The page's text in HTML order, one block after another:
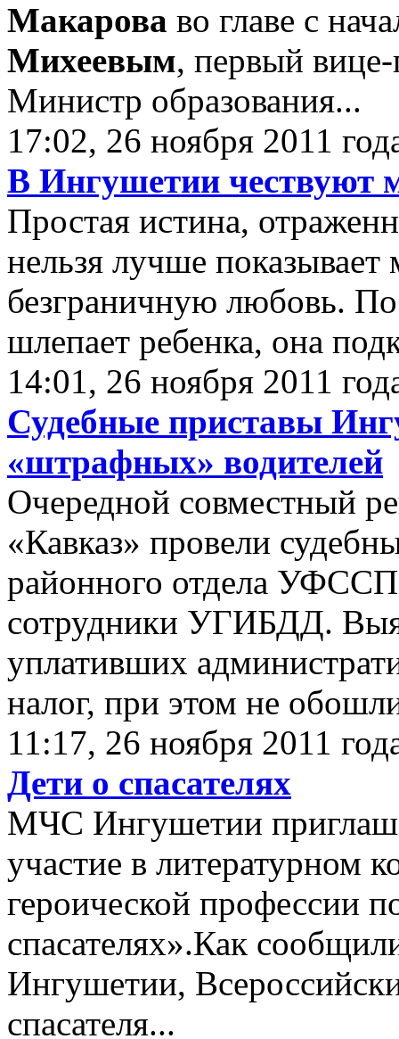
Макарова во главе с
Михеевым, первый
Министр образования...
17:02, 26 ноября 2011
В Ингушетии чествуют
Простая истина,
нельзя лучше
безграничную любовь.
шлепает ребенка, она
14:01, 26 ноября 2011
Судебные приставы
«штрафных» водителей
Очередной совместный
«Кавказ» провели
районного отдела
сотрудники УГИБДД.
уплативших
налог, при этом не
11:17, 26 ноября 2011
Дети о спасателях
МЧС Ингушетии
участие в литературном
героической профессии
спасателях».Как
Ингушетии,
спасателя...